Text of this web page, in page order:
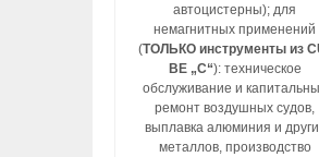
автоцистерны); для
немагнитных применений
(ТОЛЬКО инструменты из
BE „C“): техническое
обслуживание и
ремонт воздушных судов,
выплавка алюминия и
металлов, производство